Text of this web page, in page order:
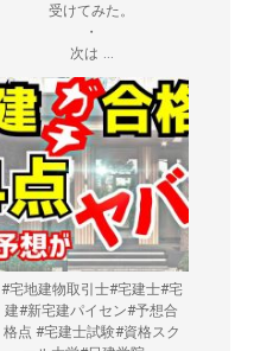
受けてみた。
・
次は ...
#宅地建物取引士#宅建士#宅
建#新宅建パイセン#予想合
格点 #宅建士試験#資格スク